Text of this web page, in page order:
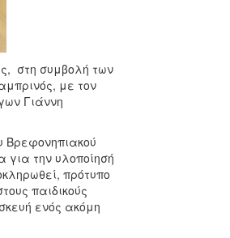
στη συμβολή των
με τον
Γιάννη
για την υλοποίησή
πρότυπο
παιδικούς
ενός ακόμη